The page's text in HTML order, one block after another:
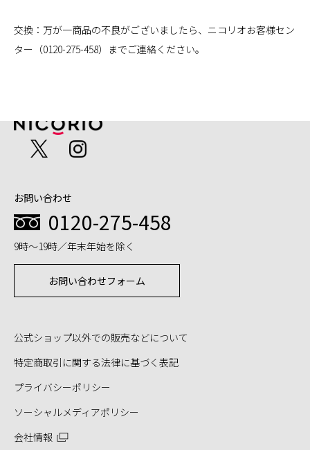
交換：万が一商品の不良がございましたら、ニコリオお客様セン
ター（0120-275-458）までご連絡ください。
お問い合わせ
0120-275-458
9時～19時／年末年始を除く
お問い合わせフォーム
公式ショップ以外での販売などについて
特定商取引に関する法律に基づく表記
プライバシーポリシー
ソーシャルメディアポリシー
会社情報